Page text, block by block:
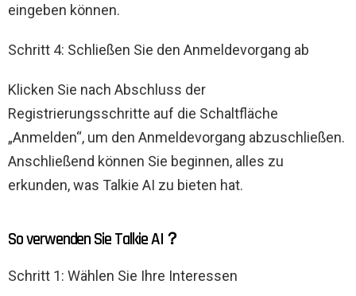
eingeben können.
Schritt 4: Schließen Sie den Anmeldevorgang ab
Klicken Sie nach Abschluss der
Registrierungsschritte auf die Schaltfläche
„Anmelden“, um den Anmeldevorgang abzuschließen.
Anschließend können Sie beginnen, alles zu
erkunden, was Talkie AI zu bieten hat.
So verwenden Sie Talkie AI？
Schritt 1: Wählen Sie Ihre Interessen